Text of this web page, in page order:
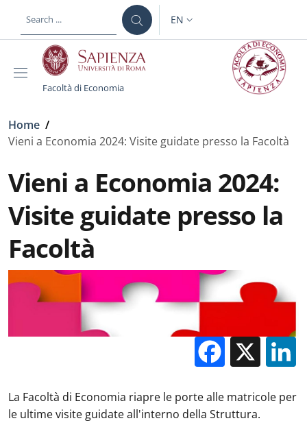
LANGUAGE SWITCHER:
EN
Facoltà di Economia
Breadcrumb
Home /
Vieni a Economia 2024: Visite guidate presso la Facoltà
Vieni a Economia 2024:
Visite guidate presso la
Facoltà
X
La Facoltà di Economia riapre le porte alle matricole per
le ultime visite guidate all'interno della Struttura.